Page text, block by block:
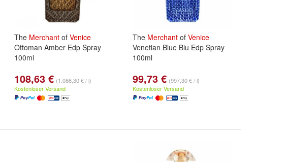
The Merchant of Venice
Ottoman Amber Edp Spray
100ml
108,63 € (1.086,30 € / l)
Kostenloser Versand
The Merchant of Venice
Venetian Blue Blu Edp Spray
100ml
99,73 € (997,30 € / l)
Kostenloser Versand